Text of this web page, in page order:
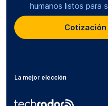
humanos listos para
La mejor elección